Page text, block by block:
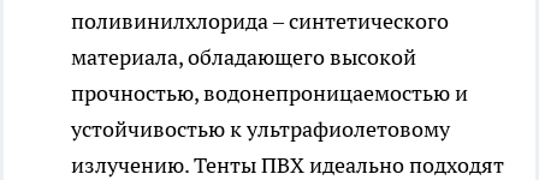
поливинилхлорида – синтетического
материала, обладающего высокой
прочностью, водонепроницаемостью и
устойчивостью к ультрафиолетовому
излучению. Тенты ПВХ идеально подходят